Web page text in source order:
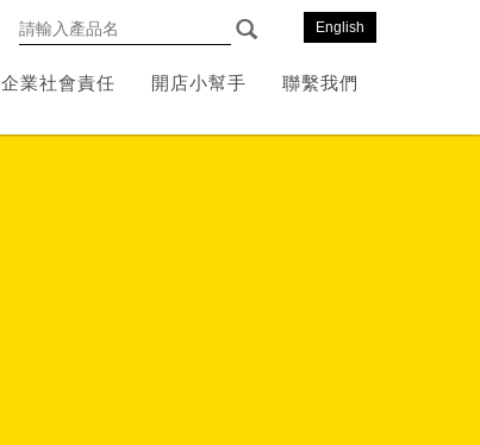
企業社會責任 開店小幫手 聯繫我們
English